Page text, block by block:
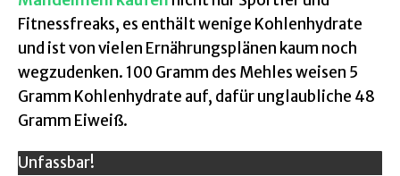
Fitnessfreaks, es enthält wenige Kohlenhydrate
und ist von vielen Ernährungsplänen kaum noch
wegzudenken. 100 Gramm des Mehles weisen 5
Gramm Kohlenhydrate auf, dafür unglaubliche 48
Gramm Eiweiß.
Unfassbar!